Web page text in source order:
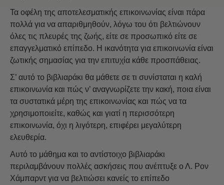
Τα οφέλη της αποτελεσματικής επικοινωνίας είναι πάρα
πολλά για να απαριθμηθούν, λόγω του ότι βελτιώνουν
όλες τις πλευρές της ζωής, είτε σε προσωπικό είτε σε
επαγγελματικό επίπεδο. Η ικανότητα για επικοινωνία είναι
ζωτικής σημασίας για την επιτυχία κάθε προσπάθειας.
Σ’ αυτό το βιβλιαράκι θα μάθετε σε τι συνίσταται η καλή
επικοινωνία και πώς ν’ αναγνωρίζετε την κακή, ποια είναι
τα συστατικά μέρη της επικοινωνίας και πώς να τα
χρησιμοποιείτε, καθώς και γιατί η περισσότερη
επικοινωνία, όχι η λιγότερη, επιφέρει μεγαλύτερη
ελευθερία.
Αυτό το μάθημα και το αντίστοιχο βιβλιαράκι
περιλαμβάνουν πολλές ασκήσεις που ανέπτυξε ο Λ. Ρον
Χάμπαρντ για να βελτιώσει κανείς το επίπεδο